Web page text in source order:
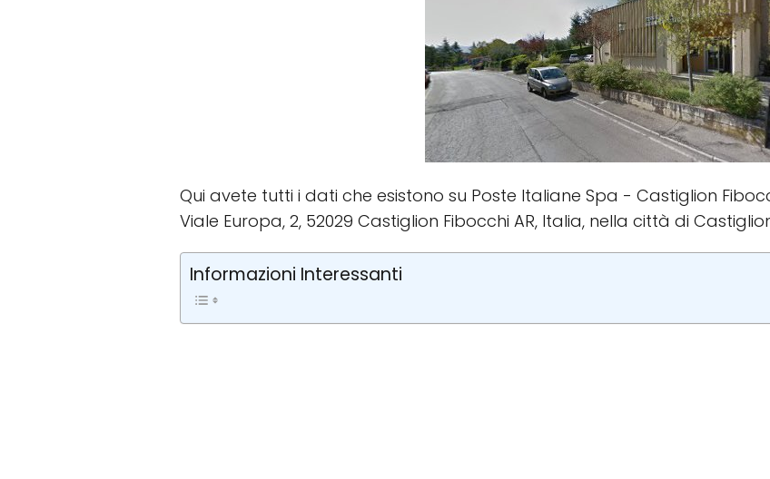
Qui avete tutti i dati che esistono su Poste Italiane Spa - Castiglion
Viale Europa, 2, 52029 Castiglion Fibocchi AR, Italia, nella città di
Informazioni Interessanti